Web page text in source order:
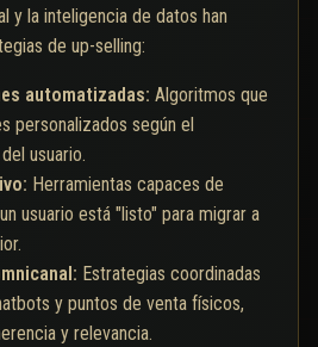
y la inteligencia de datos han
de up-selling:
automatizadas: Algoritmos que
personalizados según el
usuario.
Herramientas capaces de
usuario está "listo" para migrar a
Estrategias coordinadas
y puntos de venta físicos,
y relevancia.